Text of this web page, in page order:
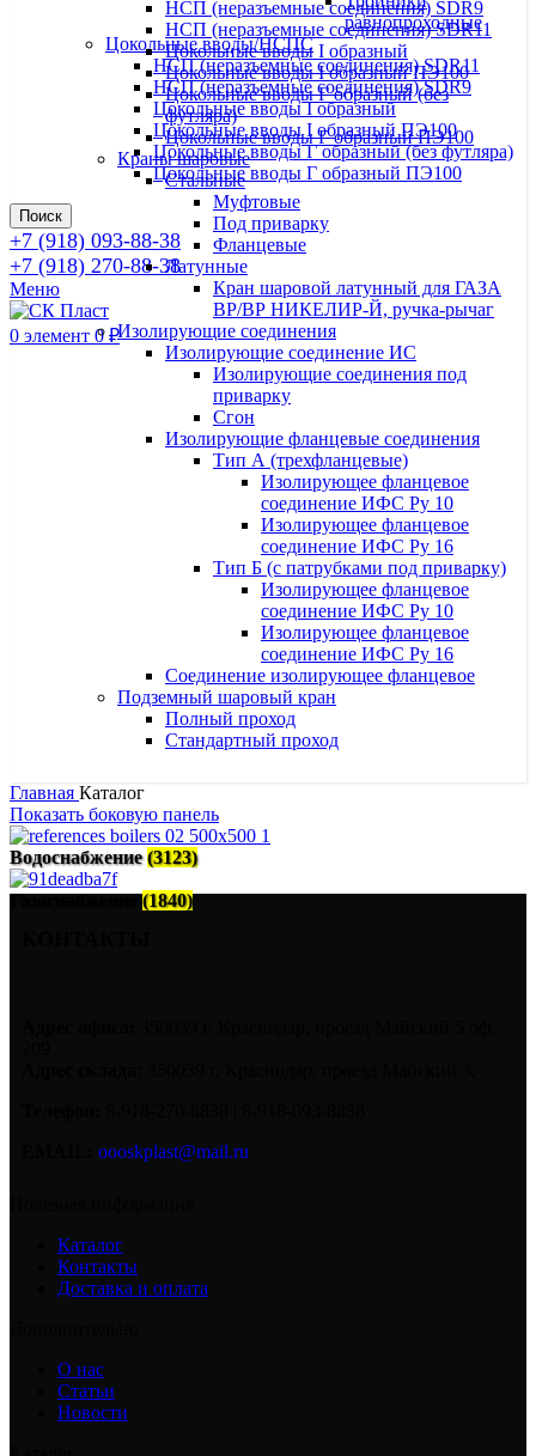
равнопроходные
Цокольные вводы/НСПС
НСП (неразъемные соединения) SDR11
НСП (неразъемные соединения) SDR9
Цокольные вводы I образный
Цокольные вводы I образный ПЭ100
Цокольные вводы Г образный (без футляра)
Цокольные вводы Г образный ПЭ100
Поиск
+7 (918) 093-88-38
+7 (918) 270-88-38
Меню
0 элемент 0₽
НСП (неразъемные соединения) SDR9
НСП (неразъемные соединения) SDR11
Цокольные вводы I образный
Цокольные вводы I образный ПЭ100
Цокольные вводы Г образный (без
футляра)
Цокольные вводы Г образный ПЭ100
Краны шаровые
Стальные
Муфтовые
Под приварку
Фланцевые
Латунные
Кран шаровой латунный для ГАЗА
ВР/ВР НИКЕЛИР-Й, ручка-рычаг
Изолирующие соединения
Изолирующие соединение ИС
Изолирующие соединения под
приварку
Сгон
Изолирующие фланцевые соединения
Тип А (трехфланцевые)
Изолирующее фланцевое
соединение ИФС Ру 10
Изолирующее фланцевое
соединение ИФС Ру 16
Тип Б (с патрубками под приварку)
Изолирующее фланцевое
соединение ИФС Ру 10
Изолирующее фланцевое
соединение ИФС Ру 16
Соединение изолирующее фланцевое
Подземный шаровый кран
Полный проход
Стандартный проход
Главная Каталог
Показать боковую панель
Водоснабжение(3123)
Газоснабжение(1840)
oooskplast@mail.ru
Каталог
Контакты
Доставка и оплата
О нас
Статьи
Новости